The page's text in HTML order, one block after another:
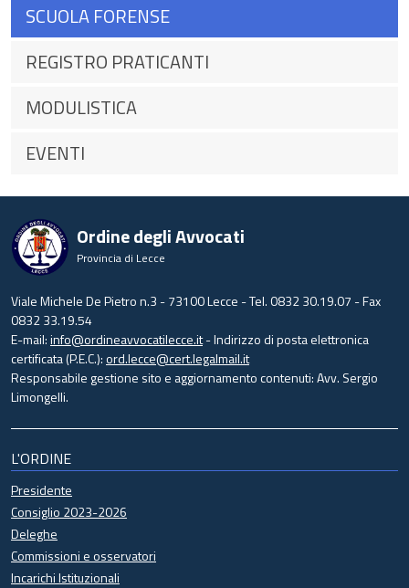
SCUOLA FORENSE
REGISTRO PRATICANTI
MODULISTICA
EVENTI
Ordine degli Avvocati
Provincia di Lecce
Viale Michele De Pietro n.3 - 73100 Lecce - Tel. 0832 30.19.07 - Fax
0832 33.19.54
E-mail:info@ordineavvocatilecce.it- Indirizzo di posta elettronica
certificata (P.E.C.):ord.lecce@cert.legalmail.it
Responsabile gestione sito e aggiornamento contenuti: Avv. Sergio
Limongelli.
L'ORDINE
Presidente
Consiglio 2023-2026
Deleghe
Commissioni e osservatori
Incarichi Istituzionali